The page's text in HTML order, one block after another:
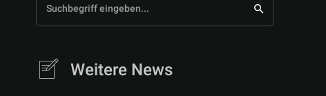
Suchbegriff eingeben...
Weitere News